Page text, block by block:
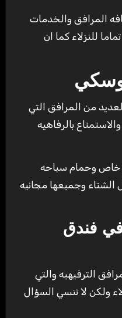
المرافق والخدمات
للنزلاء كما ان
من المرافق التي
بالرفاهيه
خاص وحمام سباحه
الشتاء وجميعها مجانيه
في فندق
الترفيهيه والتي
ولكن لا تنسي السؤال